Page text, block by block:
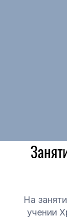
На
учении